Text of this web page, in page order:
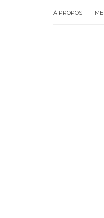
À PROPOS